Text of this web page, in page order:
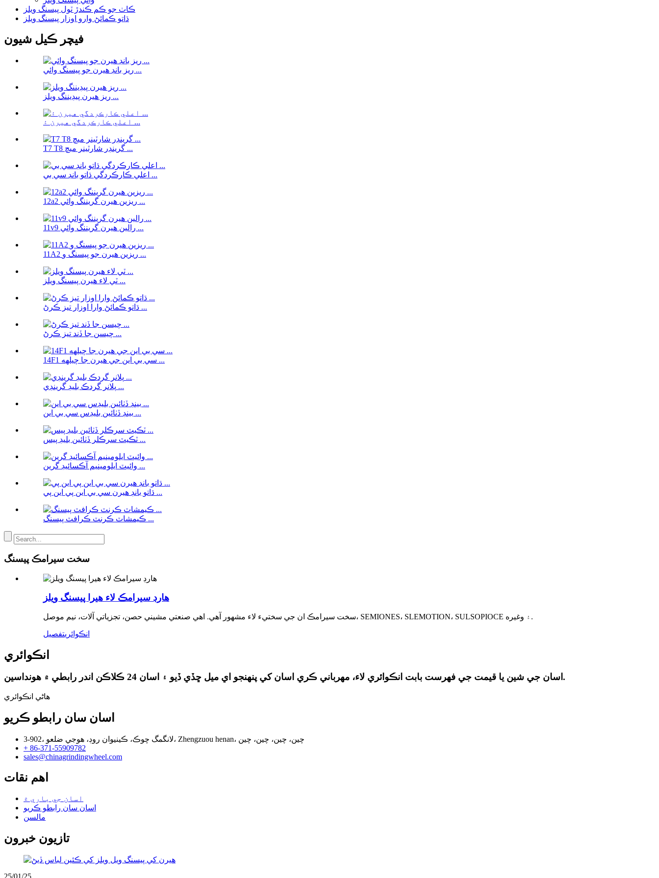
ڪاٺ جو ڪم ڪندڙ ٽول پيسنگ ويلز
ڌاتو ڪمائڻ وارو اوزار پيسنگ ويلز
فيچر ڪيل شيون
ريز بانڊ هيرن جو پيسنگ وائي ...
ريز هيرن پيڊيننگ ويلز ...
اعلي ڪارڪردگي هيرن ۽ ...
T7 T8 گرينڊر شارٽينر ميچ ...
اعلي ڪارڪردگي ڌاتو بانڊ سي بي ...
12a2 ريزين هيرن گريننگ وائي ...
11v9 رالين هيرن گريننگ وائي ...
11A2 ريزين هيرن جو پيسنگ و ...
ٽي لاء هيرن پيسنگ ويلز ...
ڌاتو ڪمائڻ وارا اوزار تيز ڪرڻ ...
چيسن جا ڏند تيز ڪرڻ ...
14F1 سي بي اين جي هيرن جا چيلهه ...
پلانر گردڪ بليڊ گرينڊي ...
بينڊ ڏٺائين بليڊس سي بي اين ...
ٽڪيٽ سرڪلر ڏٺائين بليڊ پيس ...
وائيٽ ايلومينيم آڪسائيڊ گرين ...
ڌاتو بانڊ هيرن سي بي اين پي اين پي ...
ڪيمشاٽ ڪرنٽ ڪرافٽ پيسنگ ...
سخت سيرامڪ پيسنگ
هارڊ سيرامڪ لاء هيرا پيسنگ ويلز
سخت سيرامڪ ان جي سختيء لاء مشهور آهي. اهي صنعتي مشيني حصن، تجزياتي آلات، نيم موصل، SEMIONES، SLEMOTION، SULSOPIOCE ۽ وغيره.
انڪوائريتفصيل
انڪوائري
اسان جي شين يا قيمت جي فهرست بابت انڪوائري لاء، مهرباني ڪري اسان کي پنهنجو اي ميل ڇڏي ڏيو ۽ اسان 24 ڪلاڪن اندر رابطي ۾ هونداسين.
هاڻي انڪوائري
اسان سان رابطو ڪريو
3-902، لانگمگ چوڪ، ڪينيوان روڊ، هوجي ضلعو، Zhengzuou henan، چين، چين، چين، چين
+ 86-371-55909782
sales@chinagrindingwheel.com
اهم نقات
اسان جي باري ۾
اسان سان رابطو ڪريو
مالسن
تازيون خبرون